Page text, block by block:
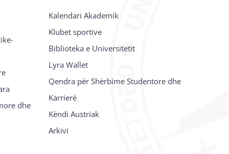
dhe
Kalendari Akademik
Klubet sportive
Biblioteka e Universitetit
Lyra Wallet
Qendra për Shërbime Studentore dhe
Karrierë
Këndi Austriak
Arkivi